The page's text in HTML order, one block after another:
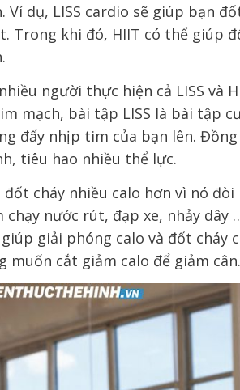
Ví dụ, LISS cardio sẽ giúp bạn
Trong khi đó, HIIT có thể giúp
người thực hiện cả LISS và
mạch, bài tập LISS là bài tập
đẩy nhịp tim của bạn lên.
tiêu hao nhiều thể lực.
đốt cháy nhiều calo hơn vì nó
chạy nước rút, đạp xe, nhảy
giúp giải phóng calo và đốt cháy
muốn cắt giảm calo để giảm cân.